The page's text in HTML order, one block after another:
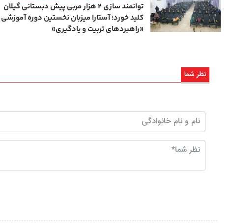
توانمند سازی ۲ هزار مربی پیش‌ دبستانی گیلان
کلید خورد؛ آستارا میزبان نخستین دوره آموزشی
«راهبردهای تربیت و یادگیری»
نظر شما